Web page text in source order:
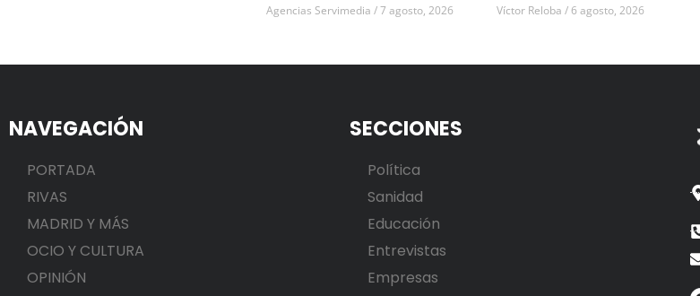
Agencias Servimedia 7 agosto, 2026 Víctor Reloba 6 agosto, 2026
NAVEGACIÓN
PORTADA
RIVAS
MADRID Y MÁS
OCIO Y CULTURA
OPINIÓN
SECCIONES
Política
Sanidad
Educación
Entrevistas
Empresas